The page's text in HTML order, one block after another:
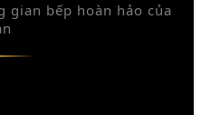
gian bếp hoàn hảo của